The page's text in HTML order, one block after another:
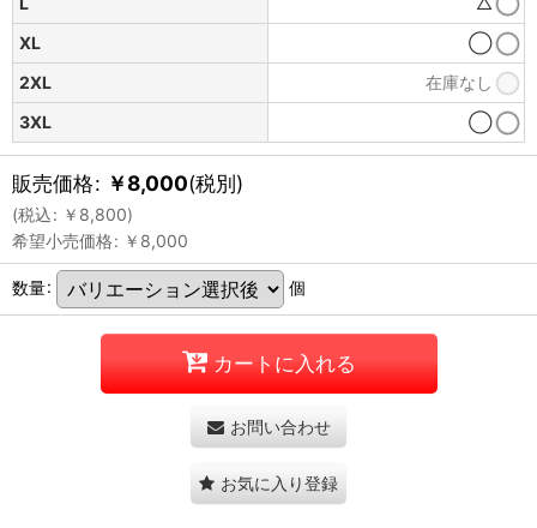
XL
◯
2XL
在庫なし
3XL
◯
販売価格: ￥8,000(税別)
(税込: ￥ 8,800)
希望小売価格: ￥ 8,000
数量: 個
カートに入れる
お問い合わせ
お気に入り登録